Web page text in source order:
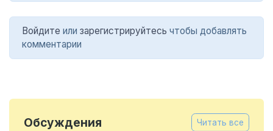
Войдите или зарегистрируйтесь чтобы добавлять
комментарии
Обсуждения Читать все